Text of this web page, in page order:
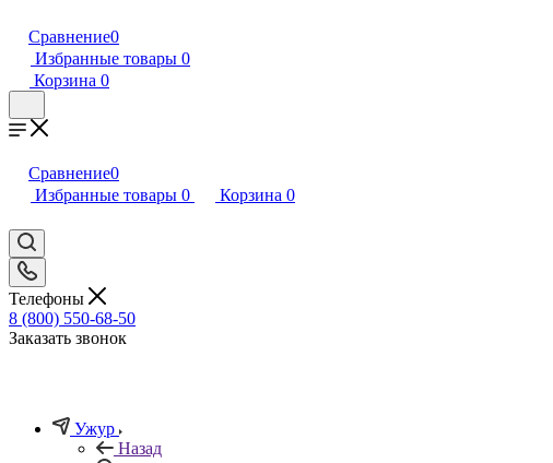
Сравнение0
Избранные товары 0
Корзина 0
Сравнение0
Избранные товары 0 Корзина 0
Телефоны
8 (800) 550-68-50
Заказать звонок
Ужур
Назад